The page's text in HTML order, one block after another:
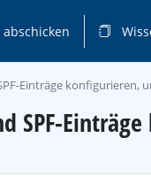
abschicken
Einträge konfigurieren,
SPF-